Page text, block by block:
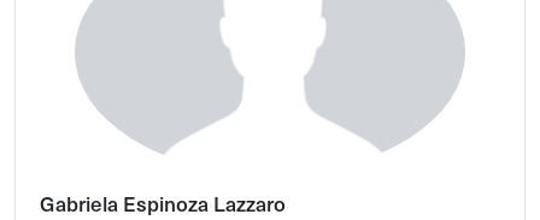
Gabriela Espinoza Lazzaro